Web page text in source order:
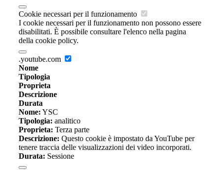
Cookie necessari per il funzionamento
I cookie necessari per il funzionamento non possono essere
disabilitati. È possibile consultare l'elenco nella pagina
della cookie policy.
.youtube.com
Nome
Tipologia
Proprieta
Descrizione
Durata
Nome: YSC
Tipologia: analitico
Proprieta: Terza parte
Descrizione: Questo cookie è impostato da YouTube per
tenere traccia delle visualizzazioni dei video incorporati.
Durata: Sessione